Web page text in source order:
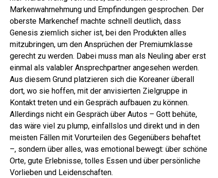
Markenwahrnehmung und Empfindungen gesprochen. Der
oberste Markenchef machte schnell deutlich, dass
Genesis ziemlich sicher ist, bei den Produkten alles
mitzubringen, um den Ansprüchen der Premiumklasse
gerecht zu werden. Dabei muss man als Neuling aber erst
einmal als valabler Ansprechpartner angesehen werden.
Aus diesem Grund platzieren sich die Koreaner überall
dort, wo sie hoffen, mit der anvisierten Zielgruppe in
Kontakt treten und ein Gespräch aufbauen zu können.
Allerdings nicht ein Gespräch über Autos – Gott behüte,
das wäre viel zu plump, einfallslos und direkt und in den
meisten Fällen mit Vorurteilen des Gegenübers behaftet
–, sondern über alles, was emotional bewegt: über schöne
Orte, gute Erlebnisse, tolles Essen und über persönliche
Vorlieben und Leidenschaften.